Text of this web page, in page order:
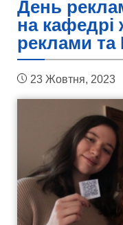
День
на кафедрі
реклами та
23 Жовтня, 2023